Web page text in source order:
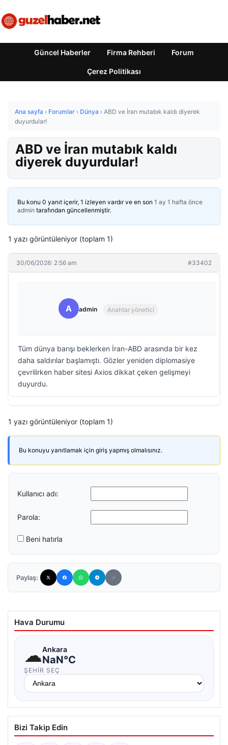
Güncel Haberler Firma Rehberi Forum
Çerez Politikası
Ana sayfa › Forumlar › Dünya › ABD ve İran mutabık kaldı diyerek
duyurdular!
ABD ve İran mutabık kaldı
diyerek duyurdular!
Bu konu 0 yanıt içerir, 1 izleyen vardır ve en son 1 ay 1 hafta önce
admin tarafından güncellenmiştir.
1 yazı görüntüleniyor (toplam 1)
30/06/2026: 2:56 am #33402
A admin Anahtar yönetici
Tüm dünya barışı beklerken İran-ABD arasında bir kez
daha saldırılar başlamıştı. Gözler yeniden diplomasiye
çevrilirken haber sitesi Axios dikkat çeken gelişmeyi
duyurdu.
1 yazı görüntüleniyor (toplam 1)
Bu konuyu yanıtlamak için giriş yapmış olmalısınız.
Kullanıcı adı:
Parola:
Beni hatırla
Paylaş:
Hava Durumu
☁Ankara
NaN°C
ŞEHIR SEÇ
Bizi Takip Edin